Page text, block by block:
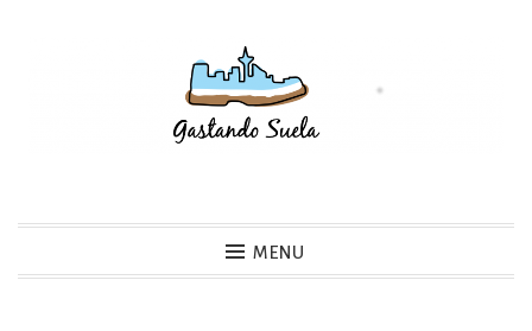
MENU